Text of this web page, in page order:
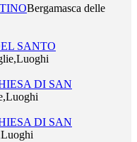
Bergamasca delle
SANTO
DI SAN
DI SAN